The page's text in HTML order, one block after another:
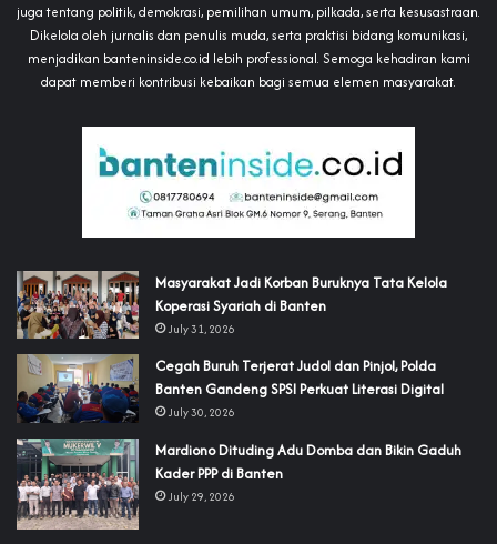
juga tentang politik, demokrasi, pemilihan umum, pilkada, serta kesusastraan.
Dikelola oleh jurnalis dan penulis muda, serta praktisi bidang komunikasi,
menjadikan banteninside.co.id lebih professional. Semoga kehadiran kami
dapat memberi kontribusi kebaikan bagi semua elemen masyarakat.
‎Masyarakat Jadi Korban Buruknya Tata Kelola
Koperasi Syariah di Banten
July 31, 2026
Cegah Buruh Terjerat Judol dan Pinjol, Polda
Banten Gandeng SPSI Perkuat Literasi Digital
July 30, 2026
‎Mardiono Dituding Adu Domba dan Bikin Gaduh
Kader PPP di Banten
July 29, 2026